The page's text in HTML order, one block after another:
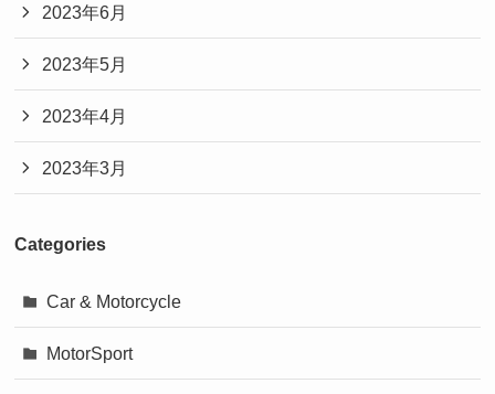
2023年6月
2023年5月
2023年4月
2023年3月
Categories
Car & Motorcycle
MotorSport